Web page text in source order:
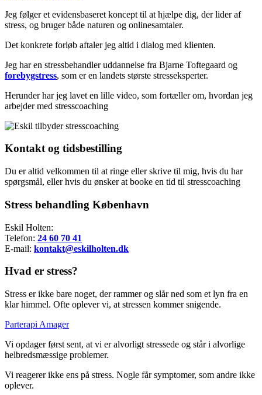
Jeg følger et evidensbaseret koncept til at hjælpe dig, der lider af
stress, og bruger både naturen og onlinesamtaler.
Det konkrete forløb aftaler jeg altid i dialog med klienten.
Jeg har en stressbehandler uddannelse fra Bjarne Toftegaard og
forebygstress, som er en landets største stresseksperter.
Herunder har jeg lavet en lille video, som fortæller om, hvordan jeg
arbejder med stresscoaching
Kontakt og tidsbestilling
Du er altid velkommen til at ringe eller skrive til mig, hvis du har
spørgsmål, eller hvis du ønsker at booke en tid til stresscoaching
Stress behandling København
Eskil Holten:
Telefon: 24 60 70 41
E-mail: kontakt@eskilholten.dk
Hvad er stress?
Stress er ikke bare noget, der rammer og slår ned som et lyn fra en
klar himmel. Ofte oplever vi, at stressen kommer snigende.
Parterapi Amager
Vi opdager først sent, at vi er alvorligt stressede og står i alvorlige
helbredsmæssige problemer.
Vi reagerer ikke ens på stress. Nogle får symptomer, som andre ikke
oplever.